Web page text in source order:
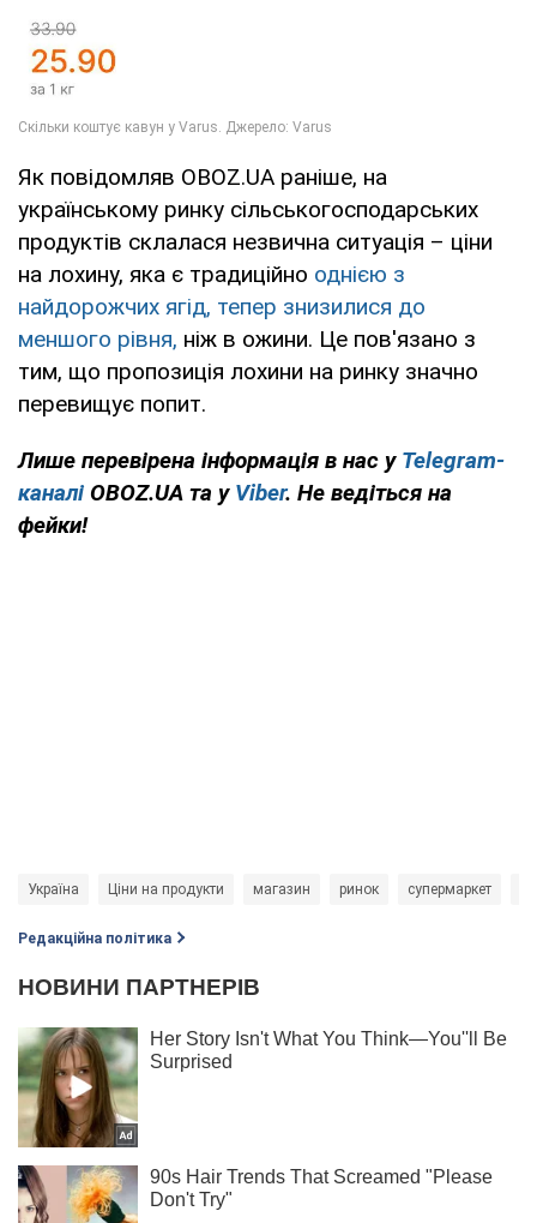
Як повідомляв OBOZ.UA раніше, на
українському ринку сільськогосподарських
продуктів склалася незвична ситуація – ціни
на лохину, яка є традиційно однією з
найдорожчих ягід, тепер знизилися до
меншого рівня, ніж в ожини. Це пов'язано з
тим, що пропозиція лохини на ринку значно
перевищує попит.
Лише перевірена інформація в нас у Telegram-
каналі OBOZ.UA та у Viber. Не ведіться на
фейки!
Україна Ціни на продукти магазин ринок супермаркет
Редакційна політика